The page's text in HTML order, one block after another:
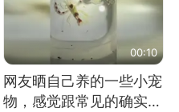
00:10
网友晒自己养的一些小宠
物，感觉跟常见的确实有